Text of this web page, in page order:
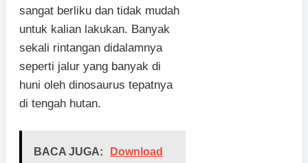
sangat berliku dan tidak mudah
untuk kalian lakukan. Banyak
sekali rintangan didalamnya
seperti jalur yang banyak di
huni oleh dinosaurus tepatnya
di tengah hutan.
BACA JUGA: Download